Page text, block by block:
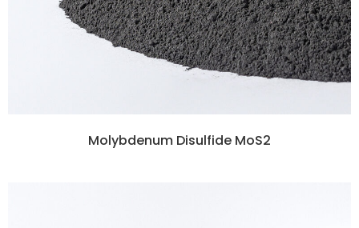
Molybdenum Disulfide MoS2